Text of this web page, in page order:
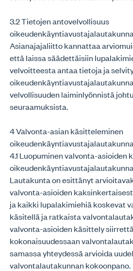
3.2 Tietojen antovelvollisuus
Asianajajaliitto kannattaa
että laissa säädettäisiin
velvoitteesta antaa tietoja ja
velvollisuuden laiminlyönnistä
seuraamuksista.
4 Valvonta-asian käsitteleminen
4.1 Luopuminen valvonta-asioiden
Lautakunta on esittänyt
valvonta-asioiden
ja kaikki lupalakimiehiä koskevat
käsitellä ja ratkaista
valvonta-asioiden käsittely
kokonaisuudessaan
samassa yhteydessä arvioida
valvontalautakunnan kokoonpano.